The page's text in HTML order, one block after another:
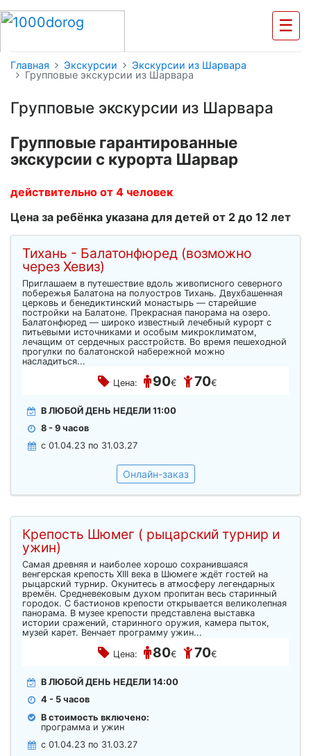
☰
Главная Экскурсии
Экскурсии из Шарвара
Групповые экскурсии из Шарвара
Групповые экскурсии из Шарвара
Групповые гарантированные
экскурсии с курорта Шарвар
действительно от 4 человек
Цена за ребёнка указана для детей от 2 до 12 лет
Тихань - Балатонфюред (возможно
через Хевиз)
Приглашаем в путешествие вдоль живописного северного
побережья Балатона на полуостров Тихань. Двухбашенная
церковь и бенедиктинский монастырь — старейшие
постройки на Балатоне. Прекрасная панорама на озеро.
Балатонфюред — широко известный лечебный курорт с
питьевыми источниками и особым микроклиматом,
лечащим от сердечных расстройств. Во время пешеходной
прогулки по балатонской набережной можно
насладиться...
Цена: 90€ 70€
В ЛЮБОЙ ДЕНЬ НЕДЕЛИ 11:00
8 - 9 часов
c 01.04.23 по 31.03.27
Онлайн-заказ
Крепость Шюмег ( рыцарский турнир и
ужин)
Самая древняя и наиболее хорошо сохранившаяся
венгерская крепость XIII века в Шюмеге ждёт гостей на
рыцарский турнир. Окунитесь в атмосферу легендарных
времён. Средневековым духом пропитан весь старинный
городок. С бастионов крепости открывается великолепная
панорама. В музее крепости представлена выставка
истории сражений, старинного оружия, камера пыток,
музей карет. Венчает программу ужин...
Цена: 80€ 70€
В ЛЮБОЙ ДЕНЬ НЕДЕЛИ 14:00
4 - 5 часов
В стоимость включено:
программа и ужин
c 01.04.23 по 31.03.27